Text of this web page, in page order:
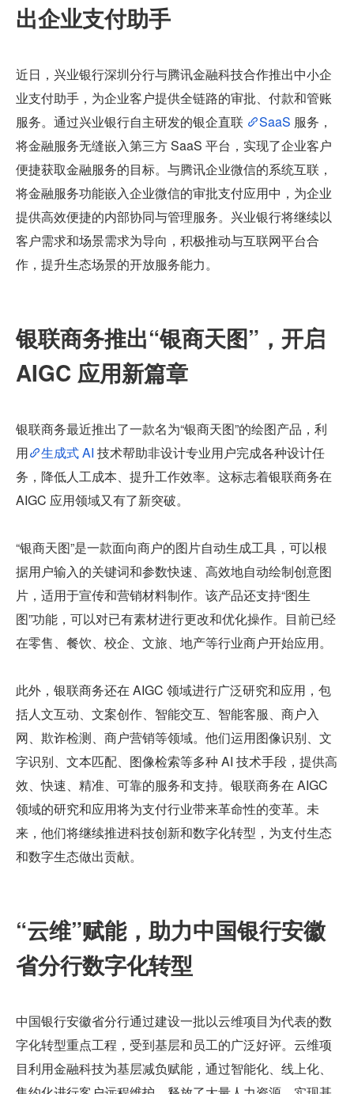
出企业支付助手
近日，兴业银行深圳分行与腾讯金融科技合作推出中小企
业支付助手，为企业客户提供全链路的审批、付款和管账
服务。通过兴业银行自主研发的银企直联
SaaS 服务，
将金融服务无缝嵌入第三方 SaaS 平台，实现了企业客户
便捷获取金融服务的目标。与腾讯企业微信的系统互联，
将金融服务功能嵌入企业微信的审批支付应用中，为企业
提供高效便捷的内部协同与管理服务。兴业银行将继续以
客户需求和场景需求为导向，积极推动与互联网平台合
作，提升生态场景的开放服务能力。
银联商务推出“银商天图”，开启
AIGC 应用新篇章
银联商务最近推出了一款名为“银商天图”的绘图产品，利
用
生成式 AI 技术帮助非设计专业用户完成各种设计任
务，降低人工成本、提升工作效率。这标志着银联商务在
AIGC 应用领域又有了新突破。
“银商天图”是一款面向商户的图片自动生成工具，可以根
据用户输入的关键词和参数快速、高效地自动绘制创意图
片，适用于宣传和营销材料制作。该产品还支持“图生
图”功能，可以对已有素材进行更改和优化操作。目前已经
在零售、餐饮、校企、文旅、地产等行业商户开始应用。
此外，银联商务还在 AIGC 领域进行广泛研究和应用，包
括人文互动、文案创作、智能交互、智能客服、商户入
网、欺诈检测、商户营销等领域。他们运用图像识别、文
字识别、文本匹配、图像检索等多种 AI 技术手段，提供高
效、快速、精准、可靠的服务和支持。银联商务在 AIGC
领域的研究和应用将为支付行业带来革命性的变革。未
来，他们将继续推进科技创新和数字化转型，为支付生态
和数字生态做出贡献。
“云维”赋能，助力中国银行安徽
省分行数字化转型
中国银行安徽省分行通过建设一批以云维项目为代表的数
字化转型重点工程，受到基层和员工的广泛好评。云维项
目利用金融科技为基层减负赋能，通过智能化、线上化、